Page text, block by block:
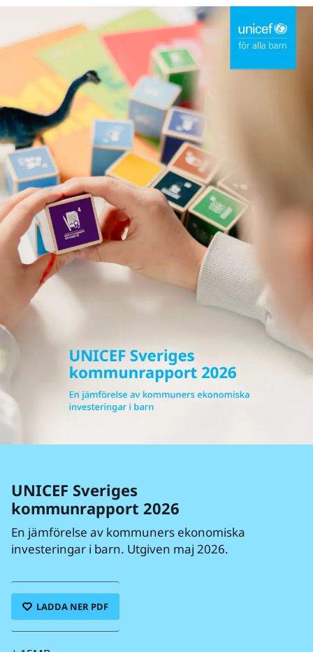
UNICEF Sveriges
kommunrapport 2026
En jämförelse av kommuners ekonomiska
investeringar i barn. Utgiven maj 2026.
LADDA NER PDF